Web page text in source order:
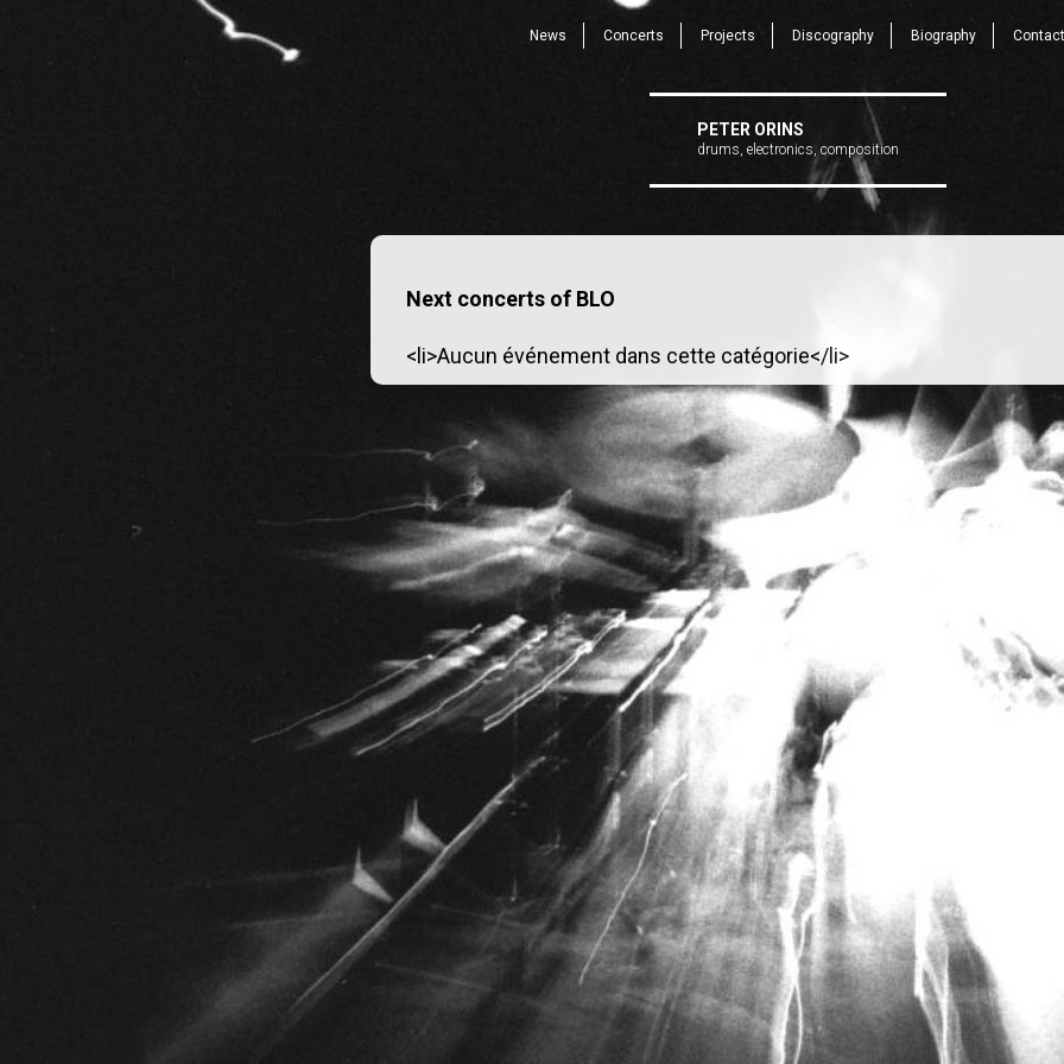
News Concerts Projects Discography Biography Contact
PETER ORINS
drums, electronics, composition
Next concerts of BLO
<li>Aucun événement dans cette catégorie</li>